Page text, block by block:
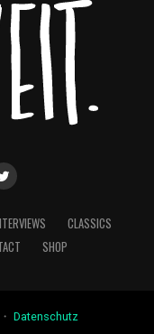
CLASSICS
SHOP
・ Datenschutz